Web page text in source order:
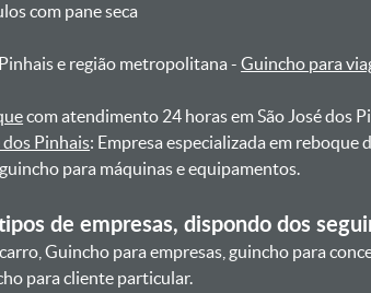
com pane seca
Pinhais e região metropolitana -Guincho para
com atendimento 24 horas em São José dos
dos Pinhais: Empresa especializada em
para máquinas e equipamentos.
de empresas, dispondo dos
Guincho para empresas, guincho para
para cliente particular.